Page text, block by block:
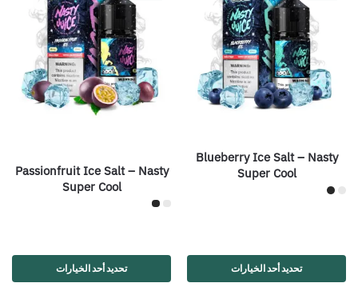
Blueberry Ice Salt – Nasty
Super Cool
تحديد أحد الخيارات
Passionfruit Ice Salt – Nasty
Super Cool
تحديد أحد الخيارات